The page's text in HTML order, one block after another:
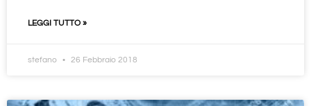
LEGGI TUTTO »
stefano 26 Febbraio 2018